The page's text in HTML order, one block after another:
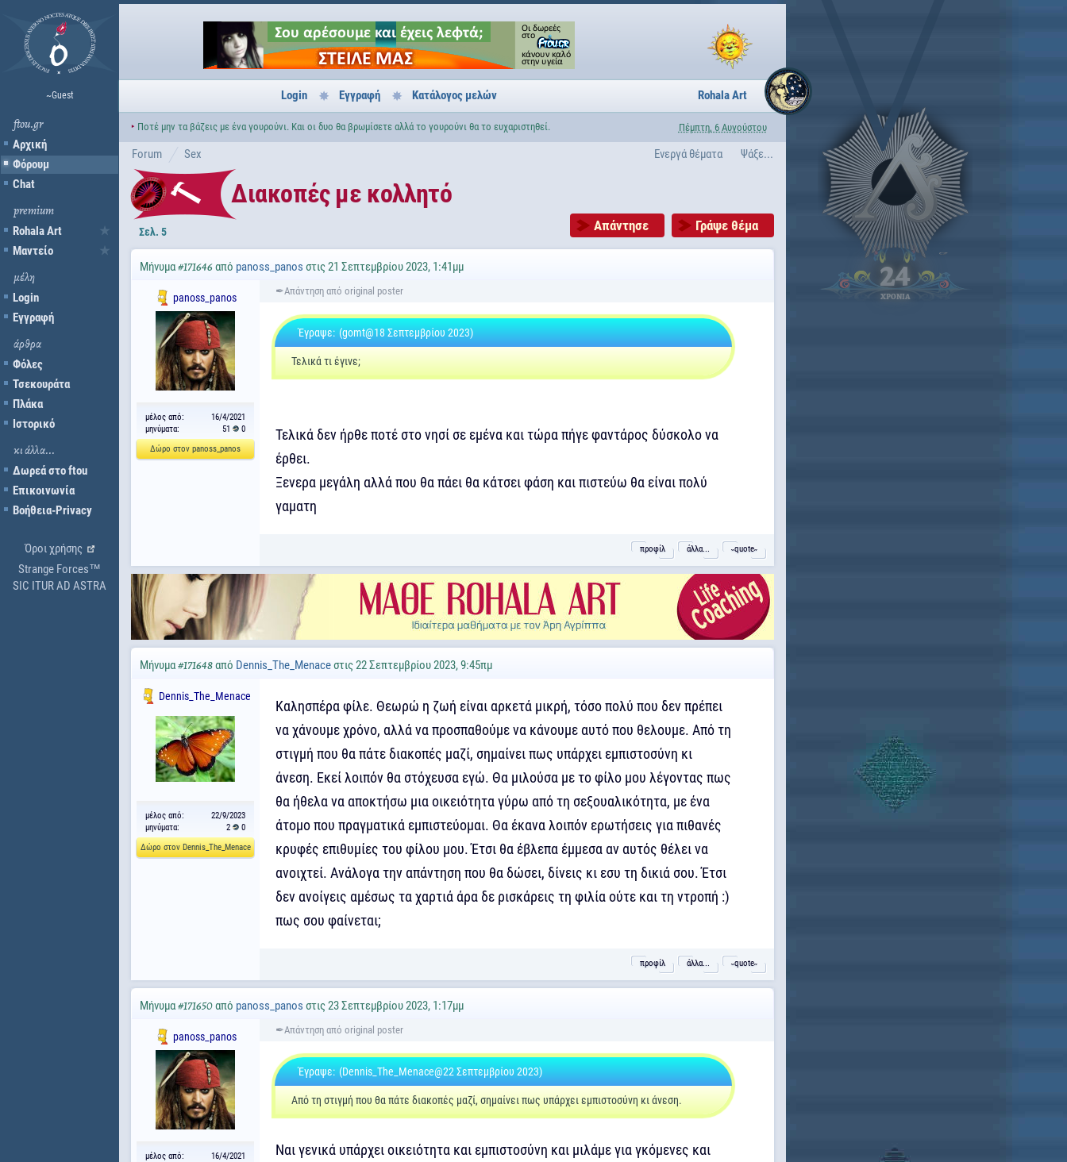
~Guest
ftou.gr
Αρχική
Φόρουμ
Chat
premium
Rohala Art
Μαντείο
μέλη
Login
Εγγραφή
άρθρα
Φόλες
Τσεκουράτα
Πλάκα
Ιστορικό
κι άλλα...
Δωρεά στο ftou
Επικοινωνία
Βοήθεια-Privacy
Όροι χρήσης
Strange Forces™
SIC ITUR AD ASTRA
Login Εγγραφή Κατάλογος μελών Rohala Art
‣ Ποτέ μην τα βάζεις με ένα γουρούνι. Και οι δυο θα βρωμίσετε αλλά το γουρούνι θα το ευχαριστηθεί. Πέμπτη, 6 Αυγούστου
Ενεργά θέματα Ψάξε...
Forum Sex
Διακοπές με κολλητό
Σελ. 5 Απάντησε Γράψε θέμα
Μήνυμα #171646 από panoss_panos στις 21 Σεπτεμβρίου 2023, 1:41μμ
panoss_panos
μέλος από:
16/4/2021
μηνύματα:
51
0
Δώρο στον panoss_panos
Έγραψε: (gomt@18 Σεπτεμβρίου 2023)
Τελικά τι έγινε;
Τελικά δεν ήρθε ποτέ στο νησί σε εμένα και τώρα πήγε φαντάρος δύσκολο να
έρθει.
Ξενερα μεγάλη αλλά που θα πάει θα κάτσει φάση και πιστεύω θα είναι πολύ
γαματη
προφίλ άλλα... ˵quote˶
Μήνυμα #171648 από Dennis_The_Menaceστις 22 Σεπτεμβρίου 2023, 9:45πμ
Dennis_The_Menace
μέλος από:
22/9/2023
μηνύματα:
2
0
Δώρο στον Dennis_The_Menace
Καλησπέρα φίλε. Θεωρώ η ζωή είναι αρκετά μικρή, τόσο πολύ που δεν πρέπει
να χάνουμε χρόνο, αλλά να προσπαθούμε να κάνουμε αυτό που θελουμε. Από τη
στιγμή που θα πάτε διακοπές μαζί, σημαίνει πως υπάρχει εμπιστοσύνη κι
άνεση. Εκεί λοιπόν θα στόχευσα εγώ. Θα μιλούσα με το φίλο μου λέγοντας πως
θα ήθελα να αποκτήσω μια οικειότητα γύρω από τη σεξουαλικότητα, με ένα
άτομο που πραγματικά εμπιστεύομαι. Θα έκανα λοιπόν ερωτήσεις για πιθανές
κρυφές επιθυμίες του φίλου μου. Έτσι θα έβλεπα έμμεσα αν αυτός θέλει να
ανοιχτεί. Ανάλογα την απάντηση που θα δώσει, δίνεις κι εσυ τη δικιά σου. Έτσι
δεν ανοίγεις αμέσως τα χαρτιά άρα δε ρισκάρεις τη φιλία ούτε και τη ντροπή :)
πως σου φαίνεται;
προφίλ άλλα... ˵quote˶
Μήνυμα #171650 από panoss_panos στις 23 Σεπτεμβρίου 2023, 1:17μμ
panoss_panos
μέλος από:
16/4/2021
Έγραψε: (Dennis_The_Menace@22 Σεπτεμβρίου 2023)
Από τη στιγμή που θα πάτε διακοπές μαζί, σημαίνει πως υπάρχει εμπιστοσύνη κι άνεση.
Ναι γενικά υπάρχει οικειότητα και εμπιστοσύνη και μιλάμε για γκόμενες και
24
ΧΡΟΝΙΑ